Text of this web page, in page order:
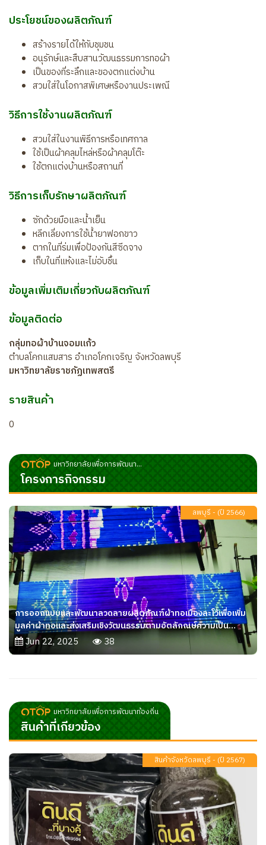
ประโยชน์ของผลิตภัณฑ์
สร้างรายได้ให้กับชุมชน
อนุรักษ์และสืบสานวัฒนธรรมการทอผ้า
เป็นของที่ระลึกและของตกแต่งบ้าน
สวมใส่ในโอกาสพิเศษหรืองานประเพณี
วิธีการใช้งานผลิตภัณฑ์
สวมใส่ในงานพิธีการหรือเทศกาล
ใช้เป็นผ้าคลุมไหล่หรือผ้าคลุมโต๊ะ
ใช้ตกแต่งบ้านหรือสถานที่
วิธีการเก็บรักษาผลิตภัณฑ์
ซักด้วยมือและน้ำเย็น
หลีกเลี่ยงการใช้น้ำยาฟอกขาว
ตากในที่ร่มเพื่อป้องกันสีซีดจาง
เก็บในที่แห้งและไม่อับชื้น
ข้อมูลเพิ่มเติมเกี่ยวกับผลิตภัณฑ์
ข้อมูลติดต่อ
กลุ่มทอผ้าบ้านจอมแก้ว
ตำบลโคกแสมสาร อำเภอโคกเจริญ จังหวัดลพบุรี
มหาวิทยาลัยราชภัฏเทพสตรี
รายสินค้า
0
มหาวิทยาลัยเพื่อการพัฒนา...
โครงการกิจกรรม
ลพบุรี - (ปี 2566)
การออกแบบและพัฒนาลวดลายผลิตภัณฑ์ผ้าทอเมืองละโว้เพื่อเพิ่ม
มูลค่าผ้าทอและส่งเสริมเชิงวัฒนธรรมตามอัตลักณษ์ความเป็น
ราชภัฏเทพสตรี ของกลุ่มผ้าทอบ้านจอมแก้ว
Jun 22, 2025 38
มหาวิทยาลัยเพื่อการพัฒนาท้องถิ่น
สินค้าที่เกียวข้อง
สินค้าจังหวัดลพบุรี - (ปี 2567)